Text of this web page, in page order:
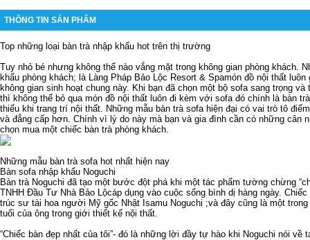
THÔNG TIN SẢN PHẨM
Top những loại bàn trà nhập khẩu hot trên thị trường
Tuy nhỏ bé nhưng không thể nào vắng mặt trong không gian phòng khách.
khẩu phòng khách; là Làng Pháp Bảo Lộc Resort & Spamón đồ nội thất
không gian sinh hoạt chung này. Khi bạn đã chọn một bộ sofa sang trọng và
thì không thể bỏ qua món đồ nội thất luôn đi kèm với sofa đó chính là bàn
thiếu khi trang trí nội thất. Những mẫu bàn trà sofa hiện đại có vai trò tô
và đẳng cấp hơn. Chính vì lý do này mà bạn và gia đình cần có những cân
chọn mua một chiếc bàn trà phòng khách.
Những mẫu bàn trà sofa hot nhất hiện nay
Bàn sofa nhập khẩu Noguchi
Bàn trà Noguchi đã tạo một bước đột phá khi một tác phẩm tường chừng
TNHH Đầu Tư Nhà Bảo Lộcáp dụng vào cuộc sống bình dị hàng ngày.
trúc sư tài hoa người Mỹ gốc Nhật Isamu Noguchi ;và đây cũng là một
tuổi của ông trong giới thiết kế nội thất.
“Chiếc bàn đẹp nhất của tôi”- đó là những lời đầy tự hào khi Noguchi nói về